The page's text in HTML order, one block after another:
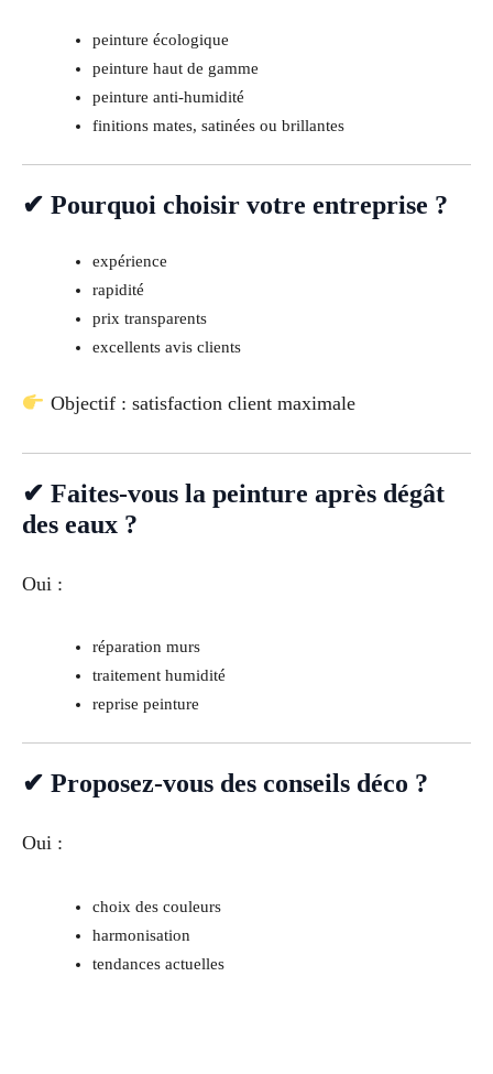
peinture écologique
peinture haut de gamme
peinture anti-humidité
finitions mates, satinées ou brillantes
✔ Pourquoi choisir votre entreprise ?
expérience
rapidité
prix transparents
excellents avis clients
Objectif : satisfaction client maximale
✔ Faites-vous la peinture après dégât
des eaux ?
Oui :
réparation murs
traitement humidité
reprise peinture
✔ Proposez-vous des conseils déco ?
Oui :
choix des couleurs
harmonisation
tendances actuelles